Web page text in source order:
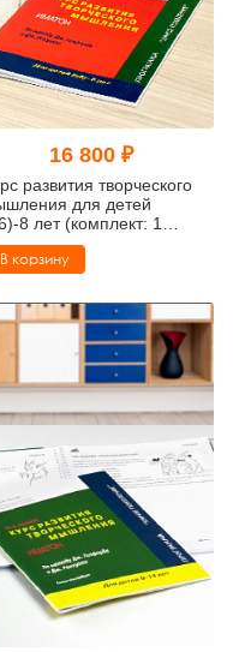
16 800 ₽
развития творческого
для детей
8 лет (комплект: 1
+ 30 тетрадей)
В корзину